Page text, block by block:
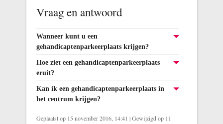
Vraag en antwoord
Wanneer kunt u een
gehandicaptenparkeerplaats krijgen?
Hoe ziet een gehandicaptenparkeerplaats
eruit?
Kan ik een gehandicaptenparkeerplaats in
het centrum krijgen?
Geplaatst op 15 november 2016, 14:41 |Gewijzigd op 11